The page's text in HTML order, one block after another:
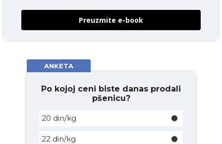
Preuzmite e-book
ANKETA
Po kojoj ceni biste danas prodali
pšenicu?
20 din/kg
22 din/kg